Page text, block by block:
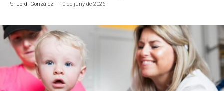
Por Jordi González - 10 de juny de 2026